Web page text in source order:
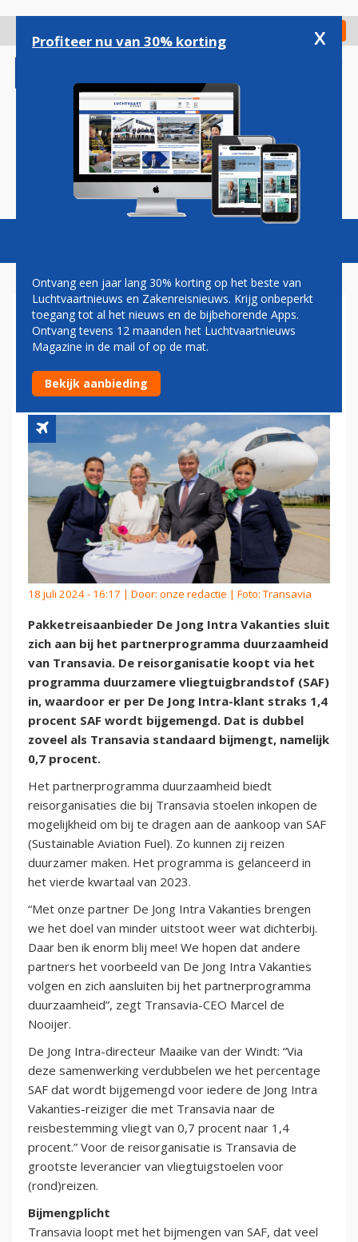
gaan
Check in
Magazine Podcasts Vacatures
DE JONG INTRA VAKANTIES
GAAT TRANSAVIA BETALEN
VOOR EXTRA SAF-GEBRUIK
18 juli 2024 - 16:17 | Door: onze redactie | Foto: Transavia
Pakketreisaanbieder De Jong Intra Vakanties sluit
zich aan bij het partnerprogramma duurzaamheid
van Transavia. De reisorganisatie koopt via het
programma duurzamere vliegtuigbrandstof (SAF)
in, waardoor er per De Jong Intra-klant straks 1,4
procent SAF wordt bijgemengd. Dat is dubbel
zoveel als Transavia standaard bijmengt, namelijk
0,7 procent.
Het partnerprogramma duurzaamheid biedt
reisorganisaties die bij Transavia stoelen inkopen de
mogelijkheid om bij te dragen aan de aankoop van SAF
(Sustainable Aviation Fuel). Zo kunnen zij reizen
duurzamer maken. Het programma is gelanceerd in
het vierde kwartaal van 2023.
“Met onze partner De Jong Intra Vakanties brengen
we het doel van minder uitstoot weer wat dichterbij.
Daar ben ik enorm blij mee! We hopen dat andere
partners het voorbeeld van De Jong Intra Vakanties
volgen en zich aansluiten bij het partnerprogramma
duurzaamheid”, zegt Transavia-CEO Marcel de
Nooijer.
De Jong Intra-directeur Maaike van der Windt: “Via
deze samenwerking verdubbelen we het percentage
SAF dat wordt bijgemengd voor iedere de Jong Intra
Vakanties-reiziger die met Transavia naar de
reisbestemming vliegt van 0,7 procent naar 1,4
procent.” Voor de reisorganisatie is Transavia de
grootste leverancier van vliegtuigstoelen voor
(rond)reizen.
Bijmengplicht
Transavia loopt met het bijmengen van SAF, dat veel
Profiteer nu van 30% korting x
Ontvang een jaar lang 30% korting op het beste van
Luchtvaartnieuws en Zakenreisnieuws. Krijg onbeperkt
toegang tot al het nieuws en de bijbehorende Apps.
Ontvang tevens 12 maanden het Luchtvaartnieuws
Magazine in de mail of op de mat.
Bekijk aanbieding